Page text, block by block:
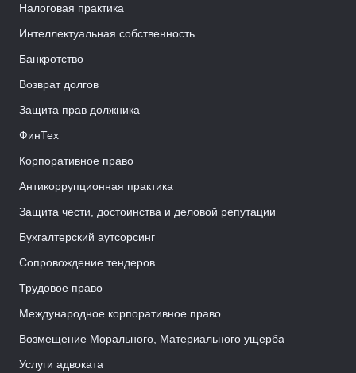
Налоговая практика
Интеллектуальная собственность
Банкротство
Возврат долгов
Защита прав должника
ФинТех
Корпоративное право
Антикоррупционная практика
Защита чести, достоинства и деловой репутации
Бухгалтерский аутсорсинг
Сопровождение тендеров
Трудовое право
Международное корпоративное право
Возмещение Морального, Материального ущерба
Услуги адвоката